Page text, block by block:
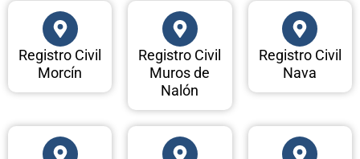
Registro Civil
Morcín
Registro Civil
Muros de
Nalón
Registro Civil
Nava